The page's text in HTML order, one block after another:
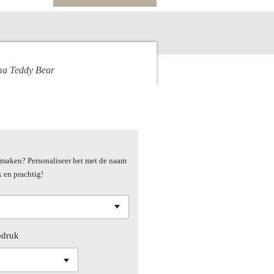
Teddy Bear
Personaliseer het met de naam
en prachtig!